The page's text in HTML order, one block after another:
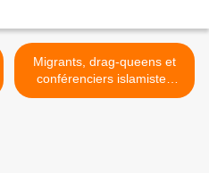
Migrants, drag-queens et
conférenciers islamistes
déprogrammés : merci qui